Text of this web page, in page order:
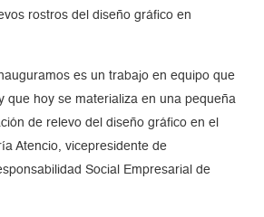
rostros del diseño gráfico en
es un trabajo en equipo que
que hoy se materializa en una pequeña
de relevo del diseño gráfico en el
Atencio, vicepresidente de
Social Empresarial de